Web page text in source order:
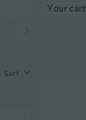
Sort
Your cart